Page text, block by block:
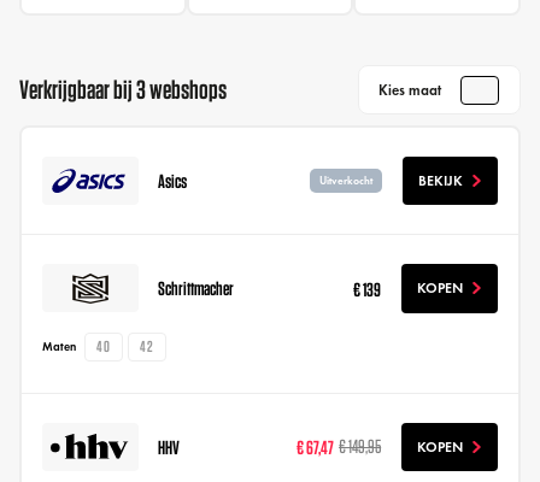
Verkrijgbaar bij 3 webshops Kies maat
Asics Uitverkocht BEKIJK
Schrittmacher € 139 KOPEN
Maten 40 42
HHV € 67,47 € 149,95 KOPEN